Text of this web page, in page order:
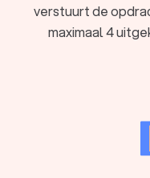
verstuurt de
maximaal 4